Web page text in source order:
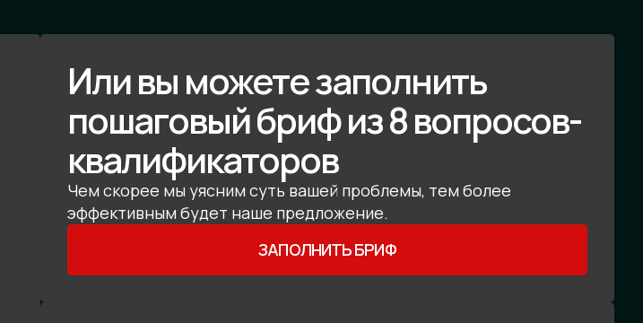
Или вы можете заполнить
пошаговый бриф из 8 вопросов-
квалификаторов
Чем скорее мы уясним суть вашей проблемы, тем более
эффективным будет наше предложение.
ЗАПОЛНИТЬ БРИФ